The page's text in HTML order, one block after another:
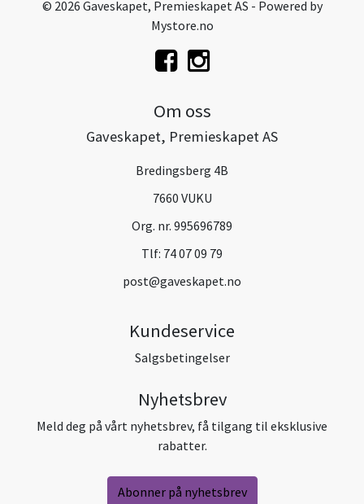
© 2026 Gaveskapet, Premieskapet AS - Powered by
Mystore.no
Om oss
Gaveskapet, Premieskapet AS
Bredingsberg 4B
7660 VUKU
Org. nr. 995696789
Tlf: 74 07 09 79
post@gaveskapet.no
Kundeservice
Salgsbetingelser
Nyhetsbrev
Meld deg på vårt nyhetsbrev, få tilgang til eksklusive
rabatter.
Abonner på nyhetsbrev